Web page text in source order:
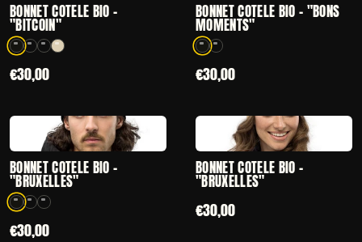
BONNET CÔTELÉ BIO -
"BITCOIN"
4 coloris disponibles
€30,00
BONNET CÔTELÉ BIO - "BONS
MOMENTS"
2 coloris disponibles
€30,00
CHOISIR
— BONNET CÔTELÉ BIO - "BRUXELLES"
BONNET CÔTELÉ BIO -
"BRUXELLES"
3 coloris disponibles
€30,00
AJOUT RAPIDE
— BONNET
BONNET CÔTELÉ BIO -
"BRUXELLES"
€30,00